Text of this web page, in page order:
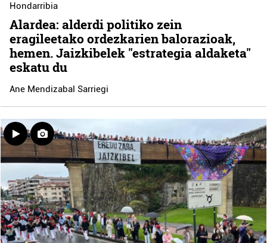
Hondarribia
Alardea: alderdi politiko zein
eragileetako ordezkarien balorazioak,
hemen. Jaizkibelek "estrategia aldaketa"
eskatu du
Ane Mendizabal Sarriegi